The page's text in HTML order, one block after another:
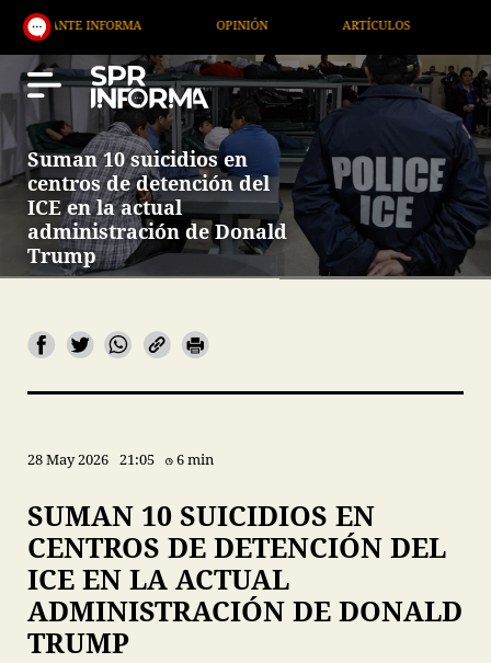
INFORMA ARTÍCULOS
Suman 10 suicidios en
centros de detención del
ICE en la actual
administración de Donald
Trump
28 May 2026 21:05 6 min
SUMAN 10 SUICIDIOS EN
CENTROS DE DETENCIÓN DEL
ICE EN LA ACTUAL
ADMINISTRACIÓN DE DONALD
TRUMP